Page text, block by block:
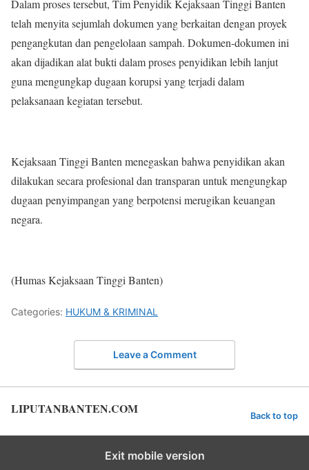
Dalam proses tersebut, Tim Penyidik Kejaksaan Tinggi Banten
telah menyita sejumlah dokumen yang berkaitan dengan proyek
pengangkutan dan pengelolaan sampah. Dokumen-dokumen ini
akan dijadikan alat bukti dalam proses penyidikan lebih lanjut
guna mengungkap dugaan korupsi yang terjadi dalam
pelaksanaan kegiatan tersebut.
Kejaksaan Tinggi Banten menegaskan bahwa penyidikan akan
dilakukan secara profesional dan transparan untuk mengungkap
dugaan penyimpangan yang berpotensi merugikan keuangan
negara.
(Humas Kejaksaan Tinggi Banten)
Categories: HUKUM & KRIMINAL
Leave a Comment
LIPUTANBANTEN.COM Back to top
Exit mobile version